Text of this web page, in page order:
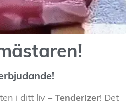
i ditt liv – Tenderizer! Det